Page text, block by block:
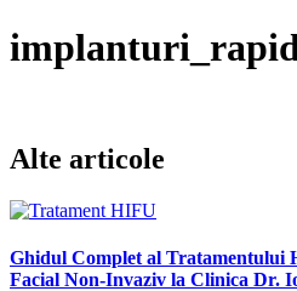
Alte articole
Ghidul Complet al Tratamentului
Facial Non-Invaziv la Clinica Dr.